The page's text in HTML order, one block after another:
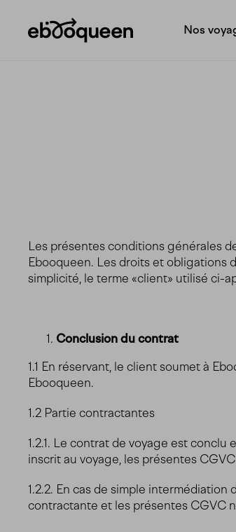
Nos
Les présentes conditions générales
Ebooqueen. Les droits et obligations
simplicité, le terme «client» utilisé ci-
Conclusion du contrat
1.1 En réservant, le client soumet à
Ebooqueen.
1.2 Partie contractantes
1.2.1. Le contrat de voyage est
inscrit au voyage, les présentes
1.2.2. En cas de simple
contractante et les présentes CGVC